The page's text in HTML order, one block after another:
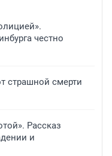
честно
страшной смерти
Рассказ
и